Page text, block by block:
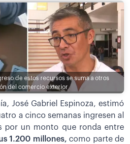
de estos recursos se suma a otros
del comercio exterior
José Gabriel Espinoza, estimó
a cinco semanas ingresen al
por un monto que ronda entre
1.200 millones, como parte de